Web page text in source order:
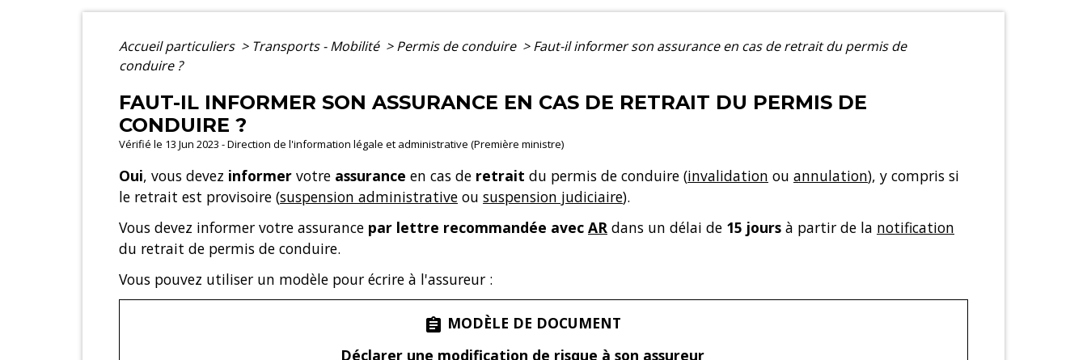
Accueil particuliers > Transports - Mobilité > Permis de conduire > Faut-il informer son assurance en cas de retrait du permis de
conduire ?
FAUT-IL INFORMER SON ASSURANCE EN CAS DE RETRAIT DU PERMIS DE
CONDUIRE ?
Vérifié le 13 Jun 2023 - Direction de l'information légale et administrative (Première ministre)
Oui, vous devez informer votre assurance en cas de retrait du permis de conduire (invalidation ou annulation), y compris si
le retrait est provisoire (suspension administrative ou suspension judiciaire).
Vous devez informer votre assurance par lettre recommandée avec AR dans un délai de 15 jours à partir de la notification
du retrait de permis de conduire.
Vous pouvez utiliser un modèle pour écrire à l'assureur :
assignment MODÈLE DE DOCUMENT
Déclarer une modification de risque à son assureur